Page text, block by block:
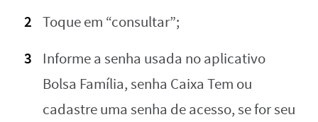
Toque em “consultar”;
Informe a senha usada no aplicativo
Bolsa Família, senha Caixa Tem ou
cadastre uma senha de acesso, se for seu